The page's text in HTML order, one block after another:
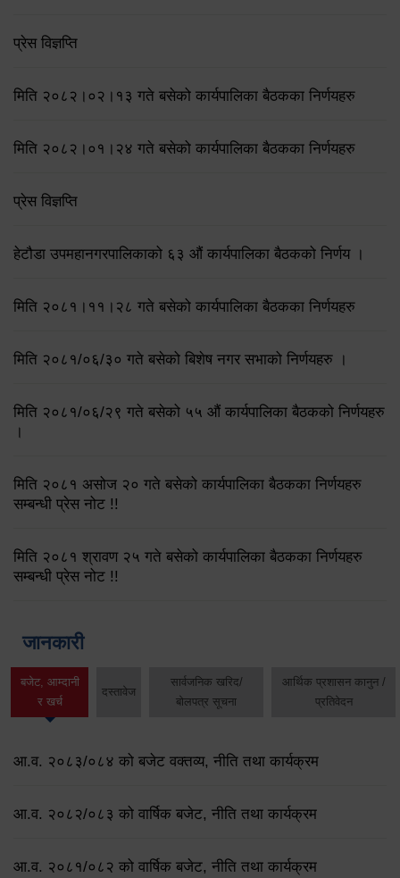
प्रेस विज्ञप्ति
मिति २०८२।०२।१३ गते बसेको कार्यपालिका बैठकका निर्णयहरु
मिति २०८२।०१।२४ गते बसेको कार्यपालिका बैठकका निर्णयहरु
प्रेस विज्ञप्ति
हेटौडा उपमहानगरपालिकाको ६३ औं कार्यपालिका बैठकको निर्णय ।
मिति २०८१।११।२८ गते बसेको कार्यपालिका बैठकका निर्णयहरु
मिति २०८१/०६/३० गते बसेको बिशेष नगर सभाको निर्णयहरु ।
मिति २०८१/०६/२९ गते बसेको ५५ औं कार्यपालिका बैठकको निर्णयहरु
।
मिति २०८१ असोज २० गते बसेको कार्यपालिका बैठकका निर्णयहरु
सम्बन्धी प्रेस नोट !!
मिति २०८१ श्रावण २५ गते बसेको कार्यपालिका बैठकका निर्णयहरु
सम्बन्धी प्रेस नोट !!
जानकारी
बजेट, आम्दानी
र खर्च
दस्तावेज
सार्वजनिक खरिद/
बोलपत्र सूचना
आर्थिक प्रशासन कानुन /
प्रतिवेदन
आ.व. २०८३/०८४ को बजेट वक्तव्य, नीति तथा कार्यक्रम
आ.व. २०८२/०८३ को वार्षिक बजेट, नीति तथा कार्यक्रम
आ.व. २०८१/०८२ को वार्षिक बजेट, नीति तथा कार्यक्रम